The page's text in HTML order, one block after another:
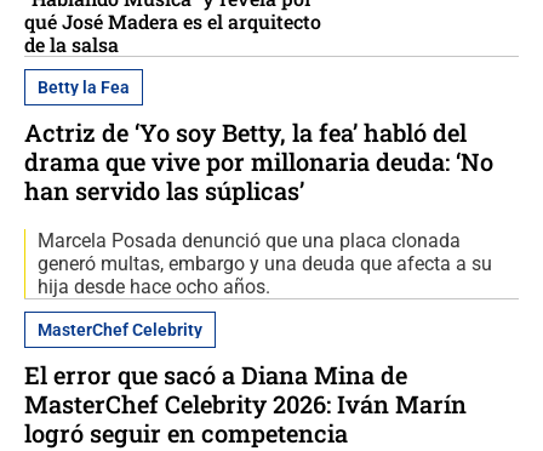
qué José Madera es el arquitecto
de la salsa
Betty la Fea
Actriz de ‘Yo soy Betty, la fea’ habló del
drama que vive por millonaria deuda: ‘No
han servido las súplicas’
Marcela Posada denunció que una placa clonada
generó multas, embargo y una deuda que afecta a su
hija desde hace ocho años.
MasterChef Celebrity
El error que sacó a Diana Mina de
MasterChef Celebrity 2026: Iván Marín
logró seguir en competencia